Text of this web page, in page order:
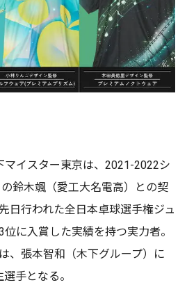
マイスター東京は、2021-2022シ
鈴木颯（愛工大名電高）との契
日行われた全日本卓球選手権ジュ
に入賞した実績を持つ実力者。
、張本智和（木下グループ）に
手となる。